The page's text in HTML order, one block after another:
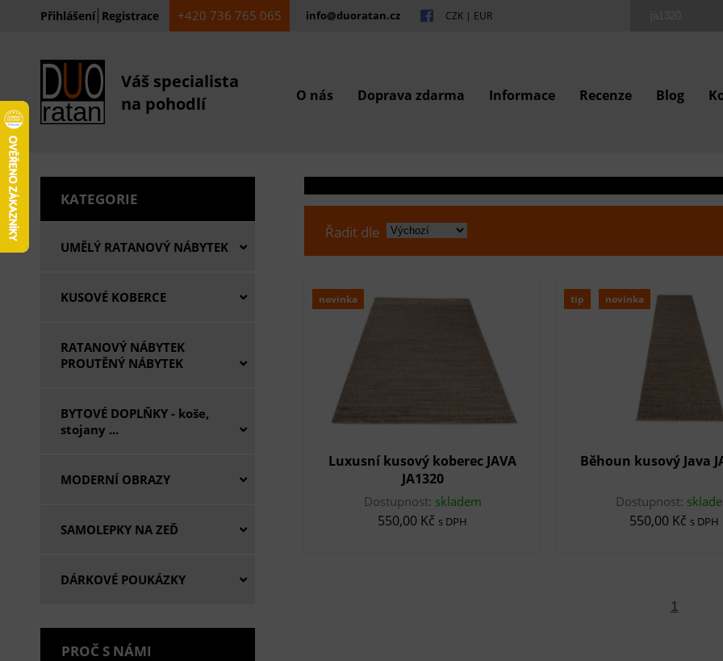
Přihlášení Registrace +420 736 765 065 info@duoratan.cz CZK | EUR
Váš specialista
na pohodlí
O nás Doprava zdarma Informace Recenze Blog
KATEGORIE
UMĚLÝ RATANOVÝ NÁBYTEK
KUSOVÉ KOBERCE
RATANOVÝ NÁBYTEK
PROUTĚNÝ NÁBYTEK
BYTOVÉ DOPLŇKY - koše,
stojany ...
MODERNÍ OBRAZY
SAMOLEPKY NA ZEĎ
DÁRKOVÉ POUKÁZKY
PROČ S NÁMI
Řadit dle
novinka
Luxusní kusový koberec JAVA
JA1320
Dostupnost: skladem
550,00 Kč s DPH
tip novinka
Běhoun kusový Java
Dostupnost:
550,00 Kč s DPH
1